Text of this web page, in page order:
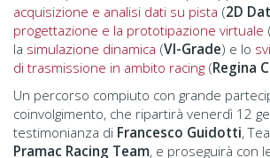
acquisizione e analisi dati su pista (2D
progettazione e la prototipazione virtuale (
la simulazione dinamica (VI-Grade) e lo
di trasmissione in ambito racing (Regina
Un percorso compiuto con grande
coinvolgimento, che ripartirà venerdì 12
testimonianza di Francesco Guidotti,
Pramac Racing Team, e proseguirà con